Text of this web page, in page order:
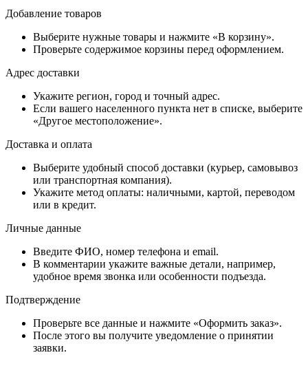
Добавление товаров
Выберите нужные товары и нажмите «В корзину».
Проверьте содержимое корзины перед оформлением.
Адрес доставки
Укажите регион, город и точный адрес.
Если вашего населенного пункта нет в списке, выберите
«Другое местоположение».
Доставка и оплата
Выберите удобный способ доставки (курьер, самовывоз
или транспортная компания).
Укажите метод оплаты: наличными, картой, переводом
или в кредит.
Личные данные
Введите ФИО, номер телефона и email.
В комментарии укажите важные детали, например,
удобное время звонка или особенности подъезда.
Подтверждение
Проверьте все данные и нажмите «Оформить заказ».
После этого вы получите уведомление о принятии
заявки.